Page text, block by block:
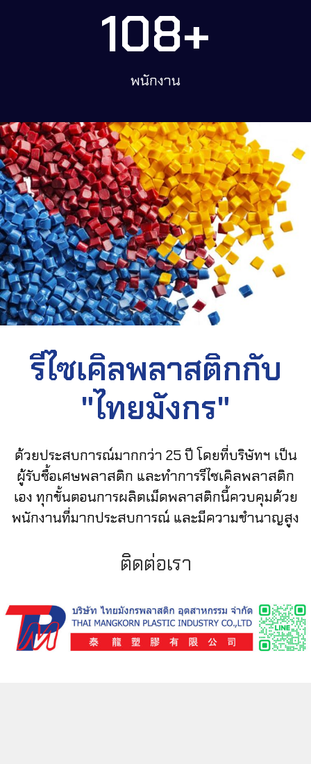
108+
พนักงาน
รีไซเคิลพลาสติกกับ
"ไทยมังกร"
ด้วยประสบการณ์มากกว่า 25 ปี โดยที่บริษัทฯ เป็น
ผู้รับซื้อเศษพลาสติก และทำการรีไซเคิลพลาสติก
เอง ทุกขั้นตอนการผลิตเม็ดพลาสติกนี้ควบคุมด้วย
พนักงานที่มากประสบการณ์ และมีความชำนาญสูง
ติดต่อเรา